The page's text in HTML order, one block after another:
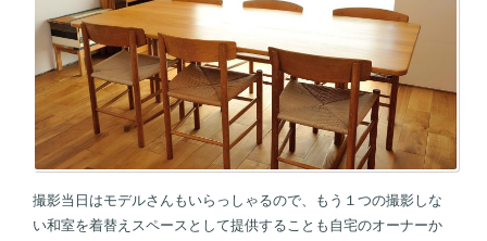
撮影当日はモデルさんもいらっしゃるので、もう１つの撮影しな
い和室を着替えスペースとして提供することも自宅のオーナーか